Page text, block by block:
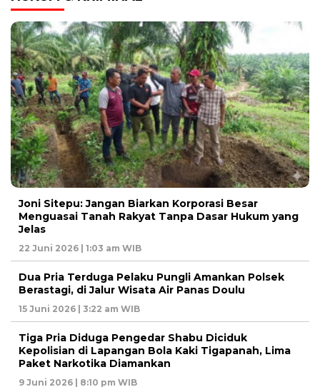
Joni Sitepu: Jangan Biarkan Korporasi Besar
Menguasai Tanah Rakyat Tanpa Dasar Hukum yang
Jelas
22 Juni 2026 | 1:03 am WIB
Dua Pria Terduga Pelaku Pungli Amankan Polsek
Berastagi, di Jalur Wisata Air Panas Doulu
15 Juni 2026 | 3:22 am WIB
Tiga Pria Diduga Pengedar Shabu Diciduk
Kepolisian di Lapangan Bola Kaki Tigapanah, Lima
Paket Narkotika Diamankan
9 Juni 2026 | 8:10 pm WIB